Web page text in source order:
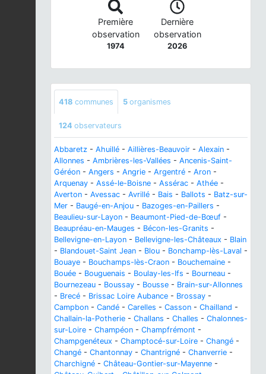
Première
observation
1974
Dernière
observation
2026
418 communes 5 organismes
124 observateurs
Abbaretz - Ahuillé - Aillières-Beauvoir - Alexain -
Allonnes - Ambrières-les-Vallées - Ancenis-Saint-
Géréon - Angers - Angrie - Argentré - Aron -
Arquenay - Assé-le-Boisne - Assérac - Athée -
Averton - Avessac - Avrillé - Bais - Ballots - Batz-sur-
Mer - Baugé-en-Anjou - Bazoges-en-Paillers -
Beaulieu-sur-Layon - Beaumont-Pied-de-Bœuf -
Beaupréau-en-Mauges - Bécon-les-Granits -
Bellevigne-en-Layon - Bellevigne-les-Châteaux - Blain
- Blandouet-Saint Jean - Blou - Bonchamp-lès-Laval -
Bouaye - Bouchamps-lès-Craon - Bouchemaine -
Bouée - Bouguenais - Boulay-les-Ifs - Bourneau -
Bournezeau - Boussay - Bousse - Brain-sur-Allonnes
- Brecé - Brissac Loire Aubance - Brossay -
Campbon - Candé - Carelles - Casson - Chailland -
Challain-la-Potherie - Challans - Challes - Chalonnes-
sur-Loire - Champéon - Champfrémont -
Champgenéteux - Champtocé-sur-Loire - Changé -
Changé - Chantonnay - Chantrigné - Chanverrie -
Charchigné - Château-Gontier-sur-Mayenne -